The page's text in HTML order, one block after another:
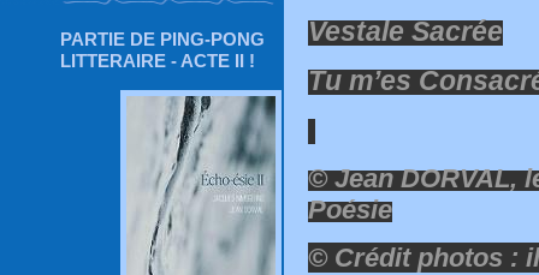
PARTIE DE PING-PONG
LITTERAIRE - ACTE II !
Vestale Sacrée
Tu m’es
© Jean DORVAL,
Poésie
© Crédit photos :